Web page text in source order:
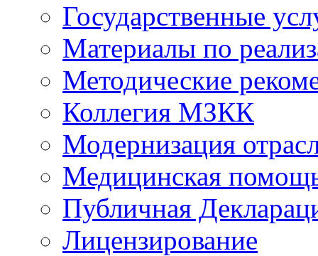
Государственные
Материалы по
Методические
Коллегия МЗКК
Модернизация
Медицинская
Публичная
Лицензирование